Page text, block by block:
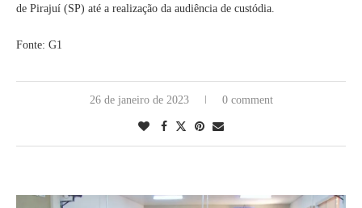
de Pirajuí (SP) até a realização da audiência de custódia.
Fonte: G1
26 de janeiro de 2023 0 comment